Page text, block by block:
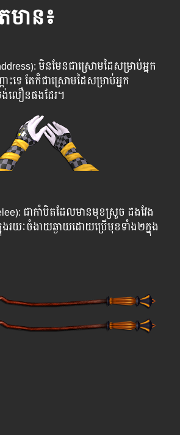
មាន៖
មិនមែនជាស្រោមដៃសម្រាប់អ្នក
េ ​តែក៏ជាស្រោមដៃសម្រាប់អ្នក
បង់លឿនផងដែរ។
ជាកាំបិតដែលមានមុខស្រួច ដងវែង
ងរយៈចំងាយឆ្ងាយដោយប្រើមុខទាំង២ក្នុង